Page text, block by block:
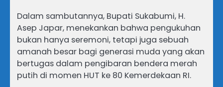
Dalam sambutannya, Bupati Sukabumi, H.
Asep Japar, menekankan bahwa pengukuhan
bukan hanya seremoni, tetapi juga sebuah
amanah besar bagi generasi muda yang akan
bertugas dalam pengibaran bendera merah
putih di momen HUT ke 80 Kemerdekaan RI.